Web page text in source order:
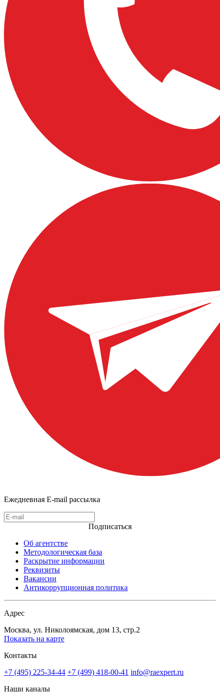
Ежедневная E-mail рассылка
Подписаться
Об агентстве
Методологическая база
Раскрытие информации
Реквизиты
Вакансии
Антикоррупционная политика
Адрес
Москва, ул. Николоямская, дом 13, стр.2
Показать на карте
Контакты
+7 (495) 225-34-44 +7 (499) 418-00-41 info@raexpert.ru
Наши каналы